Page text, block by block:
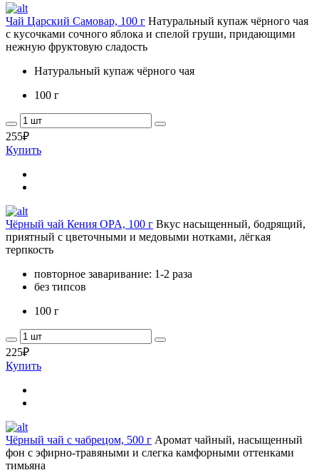
Чай Царский Самовар, 100 г Натуральный купаж чёрного чая
с кусочками сочного яблока и спелой груши, придающими
нежную фруктовую сладость
Натуральный купаж чёрного чая
100 г
255₽
Купить
Чёрный чай Кения OPA, 100 г Вкус насыщенный, бодрящий,
приятный с цветочными и медовыми нотками, лёгкая
терпкость
повторное заваривание: 1-2 раза
без типсов
100 г
225₽
Купить
Чёрный чай с чабрецом, 500 г Аромат чайный, насыщенный
фон с эфирно-травяными и слегка камфорными оттенками
тимьяна